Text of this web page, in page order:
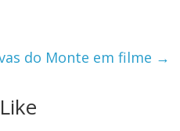
do Monte em filme →